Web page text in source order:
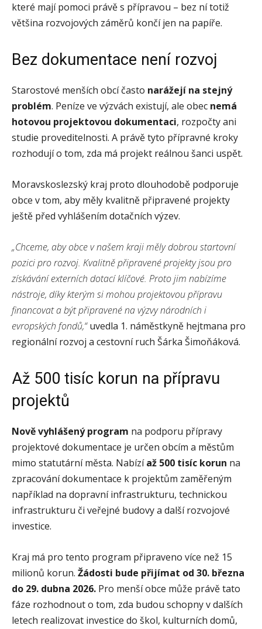
které mají pomoci právě s přípravou – bez ní totiž
většina rozvojových záměrů končí jen na papíře.
Bez dokumentace není rozvoj
Starostové menších obcí často narážejí na stejný
problém. Peníze ve výzvách existují, ale obec nemá
hotovou projektovou dokumentaci, rozpočty ani
studie proveditelnosti. A právě tyto přípravné kroky
rozhodují o tom, zda má projekt reálnou šanci uspět.
Moravskoslezský kraj proto dlouhodobě podporuje
obce v tom, aby měly kvalitně připravené projekty
ještě před vyhlášením dotačních výzev.
„Chceme, aby obce v našem kraji měly dobrou startovní
pozici pro rozvoj. Kvalitně připravené projekty jsou pro
získávání externích dotací klíčové. Proto jim nabízíme
nástroje, díky kterým si mohou projektovou přípravu
financovat a být připravené na výzvy národních i
evropských fondů,“uvedla 1. náměstkyně hejtmana pro
regionální rozvoj a cestovní ruch Šárka Šimoňáková.
Až 500 tisíc korun na přípravu
projektů
Nově vyhlášený program na podporu přípravy
projektové dokumentace je určen obcím a městům
mimo statutární města. Nabízíaž 500 tisíc korun na
zpracování dokumentace k projektům zaměřeným
například na dopravní infrastrukturu, technickou
infrastrukturu či veřejné budovy a další rozvojové
investice.
Kraj má pro tento program připraveno více než 15
milionů korun. Žádosti bude přijímat od 30. března
do 29. dubna 2026. Pro menší obce může právě tato
fáze rozhodnout o tom, zda budou schopny v dalších
letech realizovat investice do škol, kulturních domů,